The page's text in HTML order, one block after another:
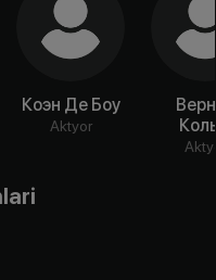
Коэн Де Боу
Aktyor